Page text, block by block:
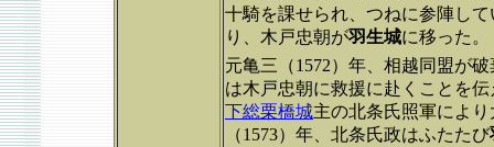
十騎を課せられ、つねに参陣し
り、木戸忠朝が羽生城に移った。
元亀三（1572）年、相越同盟が
は木戸忠朝に救援に赴くことを伝
下総栗橋城主の北条氏照軍によ
（1573）年、北条氏政はふたたび